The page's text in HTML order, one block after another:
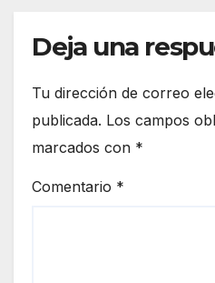
Deja una
Tu dirección de correo
publicada. Los campos
marcados con *
Comentario *